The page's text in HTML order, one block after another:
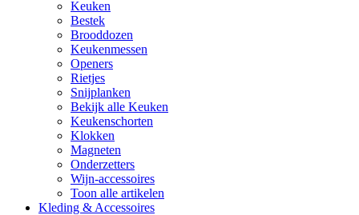
Keuken
Bestek
Brooddozen
Keukenmessen
Openers
Rietjes
Snijplanken
Bekijk alle Keuken
Keukenschorten
Klokken
Magneten
Onderzetters
Wijn-accessoires
Toon alle artikelen
Kleding & Accessoires